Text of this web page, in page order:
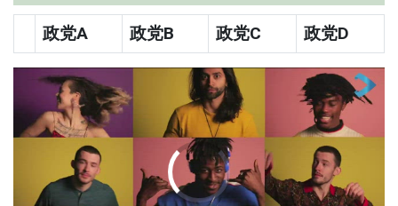
政党A 政党B 政党C 政党D